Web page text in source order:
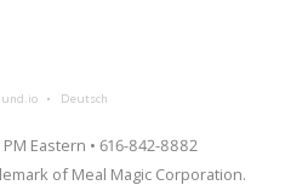
Deutsch
Eastern • 616-842-8882
of Meal Magic Corporation.